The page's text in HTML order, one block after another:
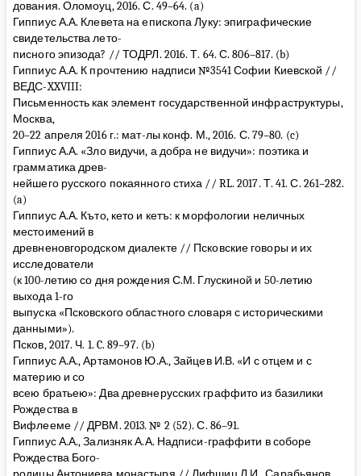
дования. Оломоуц, 2016. С. 49–64. (a)
Гиппиус А.А. Клевета на епископа Луку: эпиграфические
свидетельства лето-
писного эпизода? // ТОДРЛ. 2016. Т. 64. С. 806–817. (b)
Гиппиус А.А. К прочтению надписи №3541 Софии Киевской //
ВЕДС-XXVIII:
Письменность как элемент государственной инфраструктуры,
Москва,
20–22 апреля 2016 г.: мат-лы конф. М., 2016. С. 79–80. (c)
Гиппиус А.А. «Зло видучи, а добра не видучи»: поэтика и
грамматика древ-
нейшего русского покаянного стиха // RL. 2017. Т. 41. С. 261–282.
(a)
Гиппиус А.А. Къто, кето и кетъ: к морфологии неличных
местоимений в
древненовгородском диалекте // Псковские говоры и их
исследователи
(к 100-летию со дня рождения С.М. Глускиной и 50-летию
выхода 1-го
выпуска «Псковского областного словаря с историческими
данными»).
Псков, 2017. Ч. 1. C. 89–97. (b)
Гиппиус А.А., Артамонов Ю.А., Зайцев И.В. «И с отцем и с
материю и со
всею братьею»: Два древнерусских граффито из базилики
Рождества в
Вифлееме // ДРВМ. 2013. № 2 (52). С. 86–91.
Гиппиус А.А., Зализняк А.А. Надписи-граффити в соборе
Рождества Бого-